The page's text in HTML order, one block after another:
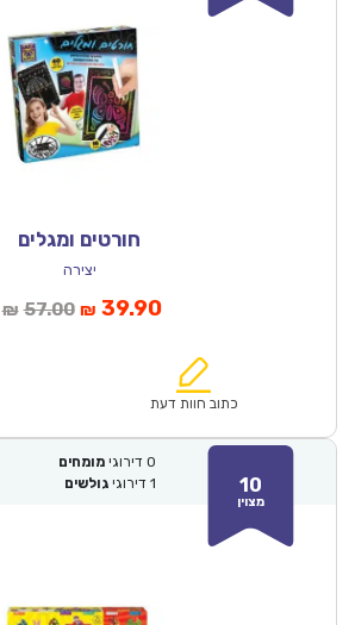
חורטים ומגלים
יצירה
₪ 57.00המחיר
₪57.00.
₪ 39.90המחיר
הוא:
כתוב חוות דעת
10
מצוין
0 דירוגי מומחים
1 דירוגי גולשים